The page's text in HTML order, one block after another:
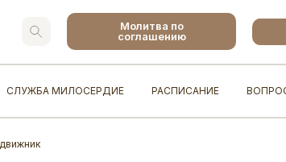
Молитва по
соглашению
СЛУЖБА МИЛОСЕРДИЕ РАСПИСАНИЕ